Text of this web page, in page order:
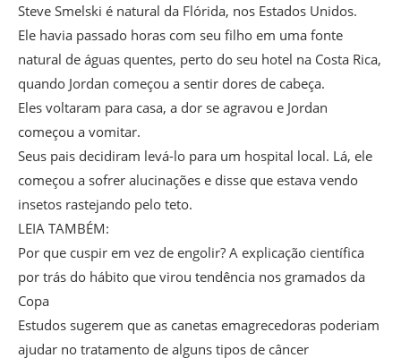
Steve Smelski é natural da Flórida, nos Estados Unidos.
Ele havia passado horas com seu filho em uma fonte
natural de águas quentes, perto do seu hotel na Costa Rica,
quando Jordan começou a sentir dores de cabeça.
Eles voltaram para casa, a dor se agravou e Jordan
começou a vomitar.
Seus pais decidiram levá-lo para um hospital local. Lá, ele
começou a sofrer alucinações e disse que estava vendo
insetos rastejando pelo teto.
LEIA TAMBÉM:
Por que cuspir em vez de engolir? A explicação científica
por trás do hábito que virou tendência nos gramados da
Copa
Estudos sugerem que as canetas emagrecedoras poderiam
ajudar no tratamento de alguns tipos de câncer